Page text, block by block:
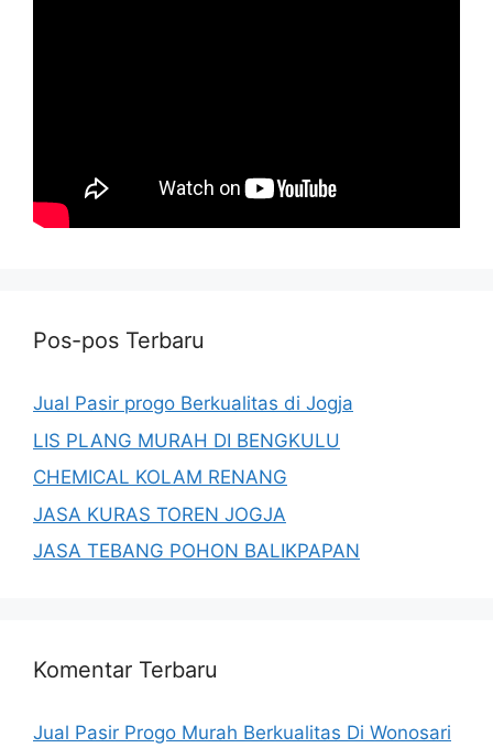
Pos-pos Terbaru
Jual Pasir progo Berkualitas di Jogja
LIS PLANG MURAH DI BENGKULU
CHEMICAL KOLAM RENANG
JASA KURAS TOREN JOGJA
JASA TEBANG POHON BALIKPAPAN
Komentar Terbaru
Jual Pasir Progo Murah Berkualitas Di Wonosari